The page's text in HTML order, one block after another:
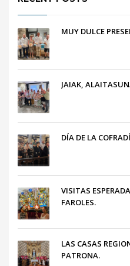
MUY DULCE
JAIAK,
DÍA DE LA
VISITAS
FAROLES.
LAS CASAS
PATRONA.